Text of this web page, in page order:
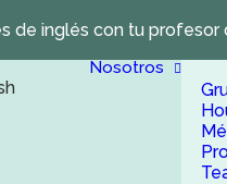
de inglés con tu
Nosotros